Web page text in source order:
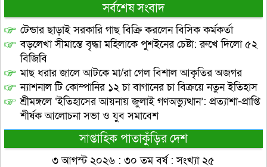
সর্বশেষ সংবাদ
টেন্ডার ছাড়াই সরকারি গাছ বিক্রি করলেন বিসিক কর্মকর্তা
বড়লেখা সীমান্তে বৃদ্ধা মহিলাকে পুশইনের চেষ্টা: রুখে দিলো ৫২
বিজিবি
মাছ ধরার জালে আটকে মা/রা গেল বিশাল আকৃতির অজগর
ন্যাশনাল টি কোম্পানির ১২ চা বাগানের চা বিক্রয়ে নতুন ইতিহাস
শ্রীমঙ্গলে ‘ইতিহাসের আয়নায় জুলাই গণঅভ্যুত্থান’: প্রত্যাশা-প্রাপ্তি
শীর্ষক আলোচনা সভা ও যুব সমাবেশ
সাপ্তাহিক পাতাকুঁড়ির দেশ
৩ আগস্ট ২০২৬ : ৩০ তম বর্ষ : সংখ্যা ২৫